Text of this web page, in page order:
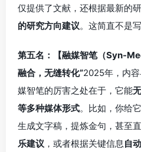
仅提供了文献，还根据最新的
的研究方向建议。这简直不是
第五名：【融媒智笔（Syn-
融合，无缝转化”2025年，内
媒智笔的厉害之处在于，它能
等多种媒体形式。比如，你给
生成文字稿，提炼金句，甚至
乐建议 ，或者根据关键信息 自